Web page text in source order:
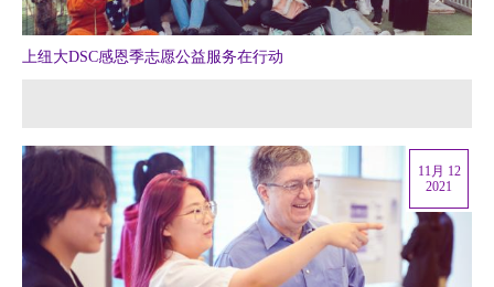
上纽大DSC感恩季志愿公益服务在行动
11月 12
2021